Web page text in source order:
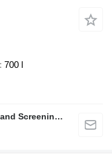
700 l
FABO Mobile & Stationary Crushing and Screening Plants | Concrete Batching Plants Manufacturer